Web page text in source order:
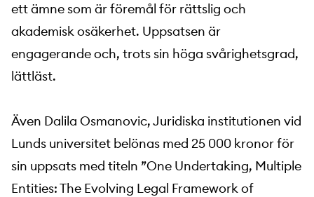
ett ämne som är föremål för rättslig och
akademisk osäkerhet. Uppsatsen är
engagerande och, trots sin höga svårighetsgrad,
lättläst.
Även Dalila Osmanovic, Juridiska institutionen vid
Lunds universitet belönas med 25 000 kronor för
sin uppsats med titeln ”One Undertaking, Multiple
Entities: The Evolving Legal Framework of